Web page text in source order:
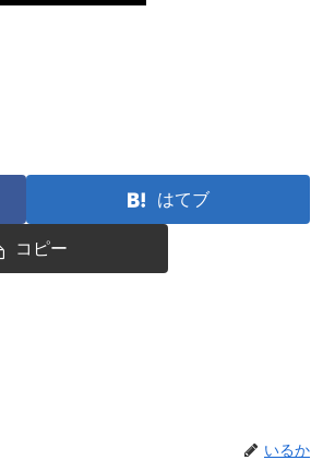
はてブ
コピー
いるか